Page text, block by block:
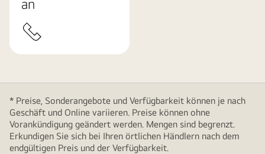
an
* Preise, Sonderangebote und Verfügbarkeit können je nach
Geschäft und Online variieren. Preise können ohne
Vorankündigung geändert werden. Mengen sind begrenzt.
Erkundigen Sie sich bei Ihren örtlichen Händlern nach dem
endgültigen Preis und der Verfügbarkeit.